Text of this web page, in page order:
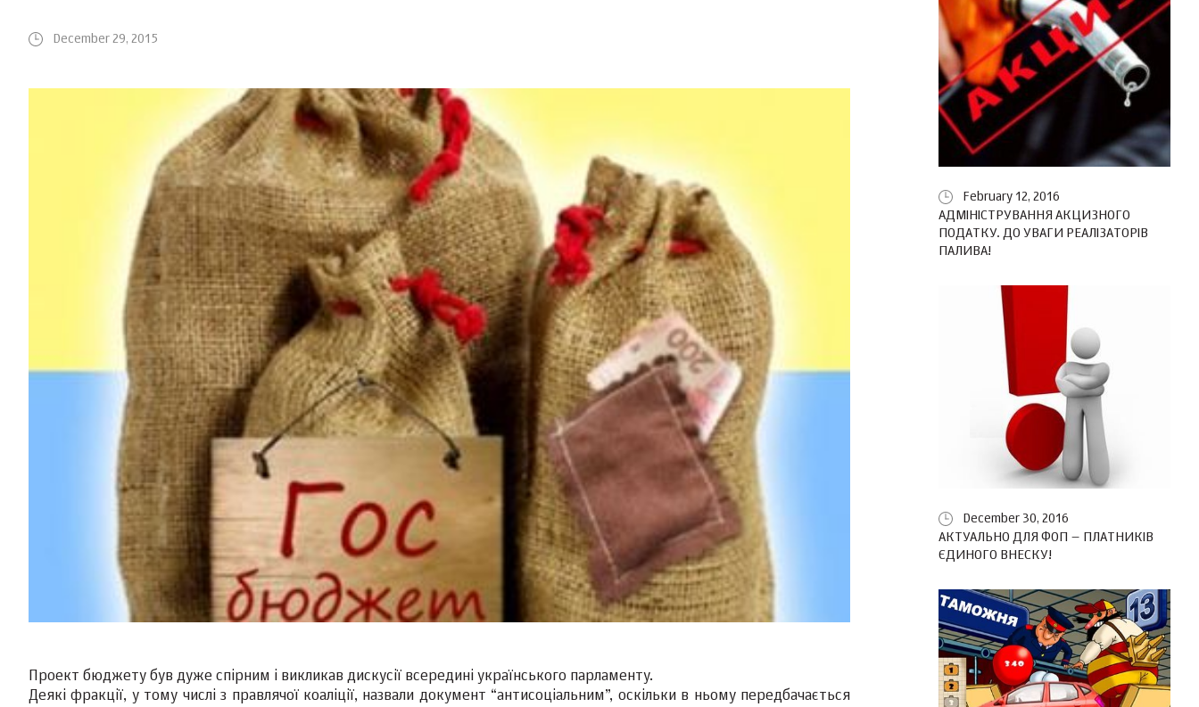
December 29, 2015
Проект бюджету був дуже спірним і викликав дискусії всередині українського парламенту.
Деякі фракції, у тому числі з правлячої коаліції, назвали документ “антисоціальним”, оскільки в ньому передбачається
February 12, 2016
АДМІНІСТРУВАННЯ АКЦИЗНОГО
ПОДАТКУ. ДО УВАГИ РЕАЛІЗАТОРІВ
ПАЛИВА!
December 30, 2016
АКТУАЛЬНО ДЛЯ ФОП – ПЛАТНИКІВ
ЄДИНОГО ВНЕСКУ!